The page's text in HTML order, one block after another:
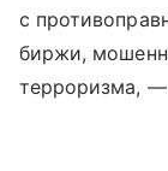
с
биржи,
терроризма, —